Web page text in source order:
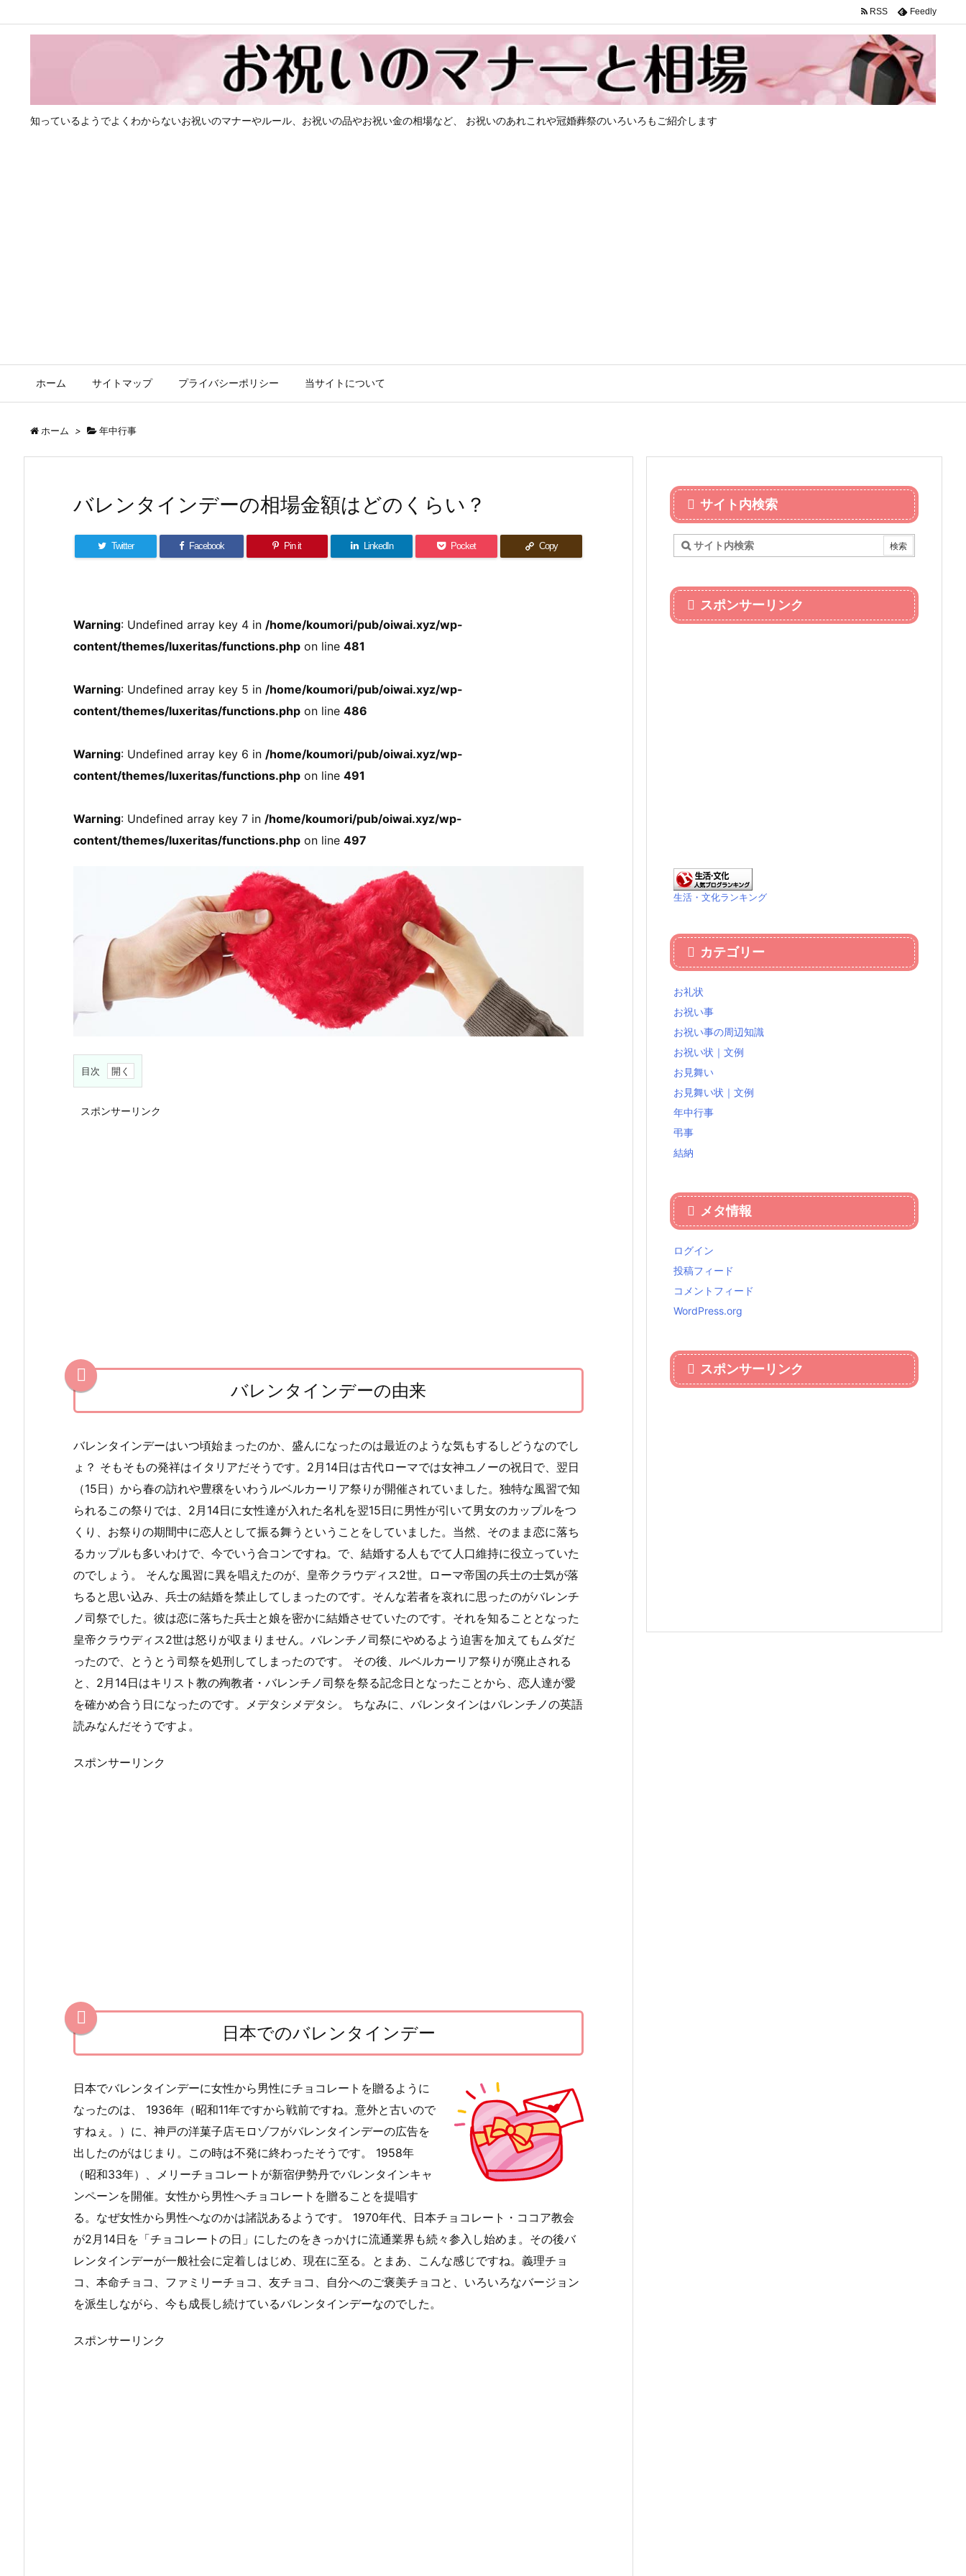
知っているようでよくわからないお祝いのマナーやルール、お祝いの品やお祝い金の相場など、 お祝いのあれこれや冠婚葬祭のいろいろもご紹介します
ホーム サイトマップ プライバシーポリシー 当サイトについて
RSS Feedly
ホーム > 年中行事
バレンタインデーの相場金額はどのくらい？
Twitter Facebook Pin it LinkedIn Pocket Copy
Warning: Undefined array key 4 in /home/koumori/pub/oiwai.xyz/wp-
content/themes/luxeritas/functions.php on line 481
Warning: Undefined array key 5 in /home/koumori/pub/oiwai.xyz/wp-
content/themes/luxeritas/functions.php on line 486
Warning: Undefined array key 6 in /home/koumori/pub/oiwai.xyz/wp-
content/themes/luxeritas/functions.php on line 491
Warning: Undefined array key 7 in /home/koumori/pub/oiwai.xyz/wp-
content/themes/luxeritas/functions.php on line 497
目次
1.
バ
日
の
バ
レ
ン
タ
イ
ン
デ
ー
3.
バ
ー
ジ
ョ
別
金
額
は？
3.
2.
本
命
チ
ョ
コ
の
スポンサーリンク
バレンタインデーの由来
バレンタインデーはいつ頃始まったのか、盛んになったのは最近のような気もするしどうなのでし
ょ？ そもそもの発祥はイタリアだそうです。2月14日は古代ローマでは女神ユノーの祝日で、翌日
（15日）から春の訪れや豊穣をいわうルベルカーリア祭りが開催されていました。独特な風習で知
られるこの祭りでは、2月14日に女性達が入れた名札を翌15日に男性が引いて男女のカップルをつ
くり、お祭りの期間中に恋人として振る舞うということをしていました。当然、そのまま恋に落ち
るカップルも多いわけで、今でいう合コンですね。で、結婚する人もでて人口維持に役立っていた
のでしょう。 そんな風習に異を唱えたのが、皇帝クラウディス2世。ローマ帝国の兵士の士気が落
ちると思い込み、兵士の結婚を禁止してしまったのです。そんな若者を哀れに思ったのがバレンチ
ノ司祭でした。彼は恋に落ちた兵士と娘を密かに結婚させていたのです。それを知ることとなった
皇帝クラウディス2世は怒りが収まりません。バレンチノ司祭にやめるよう迫害を加えてもムダだ
ったので、とうとう司祭を処刑してしまったのです。 その後、ルベルカーリア祭りが廃止される
と、2月14日はキリスト教の殉教者・バレンチノ司祭を祭る記念日となったことから、恋人達が愛
を確かめ合う日になったのです。メデタシメデタシ。 ちなみに、バレンタインはバレンチノの英語
読みなんだそうですよ。
スポンサーリンク
日本でのバレンタインデー
日本でバレンタインデーに女性から男性にチョコレートを贈るように
なったのは、 1936年（昭和11年ですから戦前ですね。意外と古いので
すねぇ。）に、神戸の洋菓子店モロゾフがバレンタインデーの広告を
出したのがはじまり。この時は不発に終わったそうです。 1958年
（昭和33年）、メリーチョコレートが新宿伊勢丹でバレンタインキャ
ンペーンを開催。女性から男性へチョコレートを贈ることを提唱す
る。なぜ女性から男性へなのかは諸説あるようです。 1970年代、日本チョコレート・ココア教会
が2月14日を「チョコレートの日」にしたのをきっかけに流通業界も続々参入し始めま。その後バ
レンタインデーが一般社会に定着しはじめ、現在に至る。とまあ、こんな感じですね。義理チョ
コ、本命チョコ、ファミリーチョコ、友チョコ、自分へのご褒美チョコと、いろいろなバージョン
を派生しながら、今も成長し続けているバレンタインデーなのでした。
スポンサーリンク
サイト内検索
スポンサーリンク
生活・文化ランキング
カテゴリー
お礼状
お祝い事
お祝い事の周辺知識
お祝い状｜文例
お見舞い
お見舞い状｜文例
年中行事
弔事
結納
メタ情報
ログイン
投稿フィード
コメントフィード
WordPress.org
スポンサーリンク